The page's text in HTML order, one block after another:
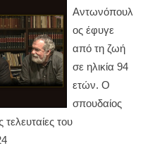
Αντωνόπουλ
ος έφυγε
από τη ζωή
σε ηλικία 94
ετών. Ο
σπουδαίος
του